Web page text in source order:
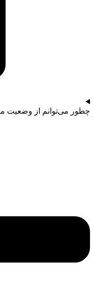
چطور می‌توانم از وضعیت